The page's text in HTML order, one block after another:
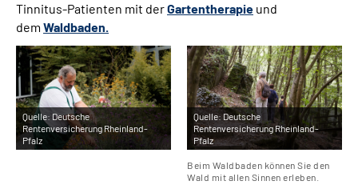
Tinnitus-Patienten mit derGartentherapie und
dem Waldbaden.
Quelle: Deutsche
Rentenversicherung Rheinland-
Pfalz
Quelle:Deutsche
Rentenversicherung Rheinland-
Pfalz
Beim Waldbaden können Sie den
Wald mit allen Sinnen erleben.